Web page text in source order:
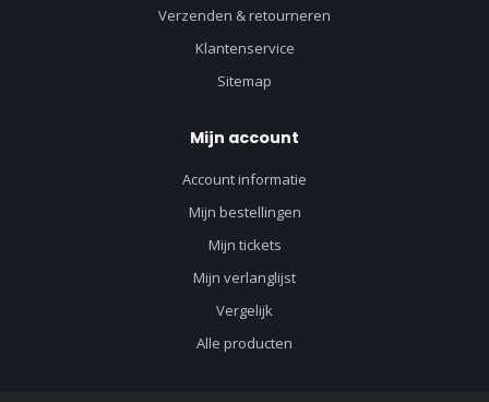
Verzenden & retourneren
Klantenservice
Sitemap
Mijn account
Account informatie
Mijn bestellingen
Mijn tickets
Mijn verlanglijst
Vergelijk
Alle producten